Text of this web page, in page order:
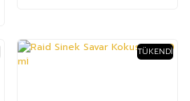
%12 TÜKENDI